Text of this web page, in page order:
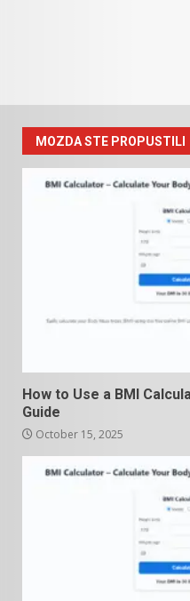
MOZDA STE PROPUSTILI
How to Use a BMI
Guide
October 15, 2025